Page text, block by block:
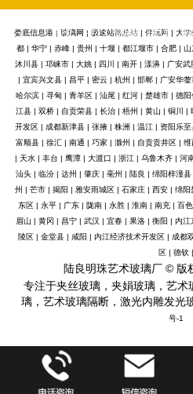
简介 中心 内雕 玻璃
娄底信息港 | 玻璃网 | 极速站群总站 伴玩网 大学
都| 华宁| 赤峰| 贵州 十堰| 都江堰市| 合肥| 山
沐川县
邛崃市 大姚 四川 南开 漾濞 广安武
宜宾兴文县| 昌平| 密云| 杭州 邯郸| 广安华蓥
哈尔滨| 寻甸 青羊区 汕尾| 红河| 楚雄市| 德阳
江县
双桥 自贡荣县 长治 梧州 黄山 铜川
开发区
成都新津县 张掖 株洲 温江 资阳乐至
富顺县| 徐汇 南通 巧家| 滁州 自贡贡井区 维
天水 丰台 鹰潭 大渡口 浙江 乌鲁木齐 河
汕头
临汾 达州 肇庆 亳州 陆良 绵阳梓潼县
州
芒市 揭阳 雅安雨城区 石家庄 西安 绵阳
东区
永平| 广东| 陇南| 永胜| 淮南| 南充| 百色
眉山
黄冈 昌宁| 武汉 宜春| 果洛| 衡阳 内江
陵区
金堂县| 咸阳 内江经济技术开发区 成都
区
德钦|
陆良明珠艺术玻璃厂 © 版
专注于夹丝玻璃，夹娟玻璃，艺
璃，艺术玻璃隔断，激光内雕发光
号-1